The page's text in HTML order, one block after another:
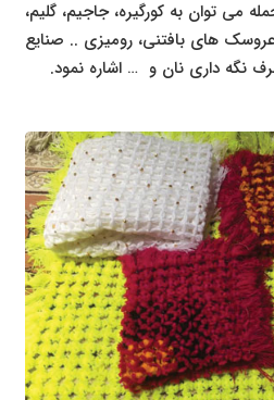
می توان به کورگیره، جاجیم، گلیم،
های بافتنی، رومیزی .. صنایع
نگه داری نان و … اشاره نمود.